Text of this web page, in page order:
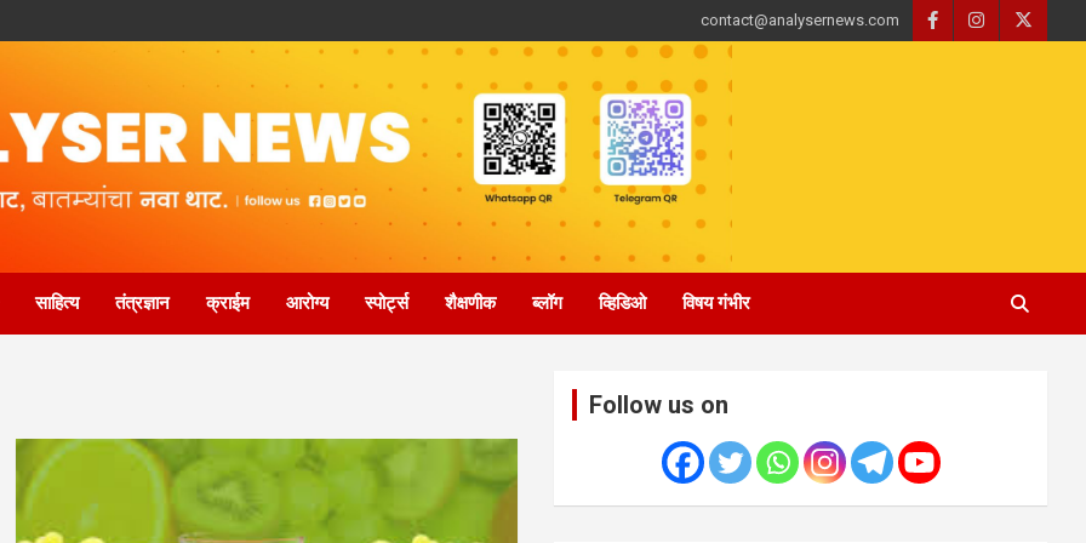
contact@analysernews.com
साहित्य तंत्रज्ञान क्राईम आरोग्य स्पोर्ट्स शैक्षणीक ब्लॉग व्हिडिओ विषय गंभीर
Follow us on